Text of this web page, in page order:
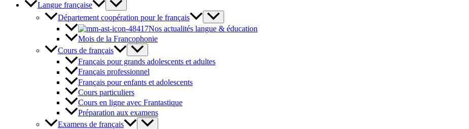
Langue française
Département coopération pour le français
Nos actualités langue & éducation
Mois de la Francophonie
Cours de français
Français pour grands adolescents et adultes
Français professionnel
Français pour enfants et adolescents
Cours particuliers
Cours en ligne avec Frantastique
Préparation aux examens
Examens de français